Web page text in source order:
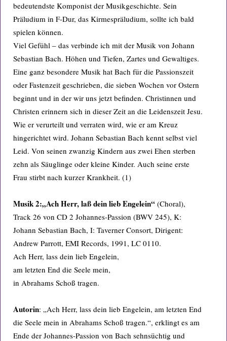
bedeutendste Komponist der Musikgeschichte. Sein
Präludium in F-Dur, das Kirmespräludium, sollte ich bald
spielen können.
Viel Gefühl – das verbinde ich mit der Musik von Johann
Sebastian Bach. Höhen und Tiefen, Zartes und Gewaltiges.
Eine ganz besondere Musik hat Bach für die Passionszeit
oder Fastenzeit geschrieben, die sieben Wochen vor Ostern
beginnt und in der wir uns jetzt befinden. Christinnen und
Christen erinnern sich in dieser Zeit an die Leidenszeit Jesu.
Wie er verurteilt und verraten wird, wie er am Kreuz
hingerichtet wird. Johann Sebastian Bach kennt selbst viel
Leid. Von seinen zwanzig Kindern aus zwei Ehen sterben
zehn als Säuglinge oder kleine Kinder. Auch seine erste
Frau stirbt nach kurzer Krankheit. (1)
Musik 2:„Ach Herr, laß dein lieb Engelein“ (Choral),
Track 26 von CD 2 Johannes-Passion (BWV 245), K:
Johann Sebastian Bach, I: Taverner Consort, Dirigent:
Andrew Parrott, EMI Records, 1991, LC 0110.
Ach Herr, lass dein lieb Engelein,
am letzten End die Seele mein,
in Abrahams Schoß tragen.
Autorin: „Ach Herr, lass dein lieb Engelein, am letzten End
die Seele mein in Abrahams Schoß tragen.“, erklingt es am
Ende der Johannes-Passion von Bach sehnsüchtig und